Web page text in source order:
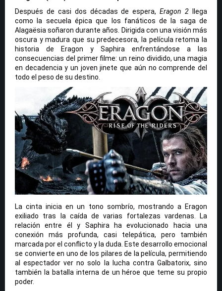
Después de casi dos décadas de espera,Eragon 2 llega
como la secuela épica que los fanáticos de la saga de
Alagaësia soñaron durante años. Dirigida con una visión más
oscura y madura que su predecesora, la película retoma la
historia de Eragon y Saphira enfrentándose a las
consecuencias del primer filme: un reino dividido, una magia
en decadencia y un joven jinete que aún no comprende del
todo el peso de su destino.
La cinta inicia en un tono sombrío, mostrando a Eragon
exiliado tras la caída de varias fortalezas vardenas. La
relación entre él y Saphira ha evolucionado hacia una
conexión más profunda, casi telepática, pero también
marcada por el conflicto y la duda. Este desarrollo emocional
se convierte en uno de los pilares de la película, permitiendo
al espectador ver no solo la lucha contra Galbatorix, sino
también la batalla interna de un héroe que teme su propio
poder.